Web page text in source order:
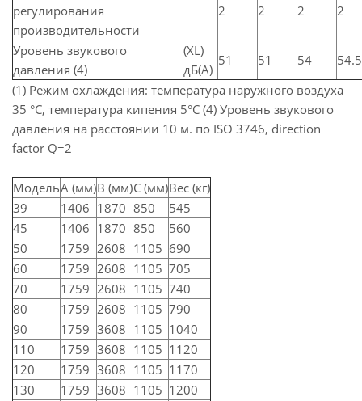
регулирования
производительности
2 2 2 2
Уровень звукового
давления (4)
(XL)
дБ(A)
51 51 54
54.5
(1) Режим охлаждения: температура наружного воздуха
35 °C, температура кипения 5°C (4) Уровень звукового
давления на расстоянии 10 м. по ISO 3746, direction
factor Q=2
МодельA (мм)B (мм)C (мм)Вес (кг)
39
1406 1870 850
545
45
1406 1870 850
560
50
1759 2608 1105 690
60
1759 2608 1105 705
70
1759 2608 1105 740
80
1759 2608 1105 790
90
1759 3608 1105 1040
110
1759 3608 1105 1120
120
1759 3608 1105 1170
130
1759 3608 1105 1200